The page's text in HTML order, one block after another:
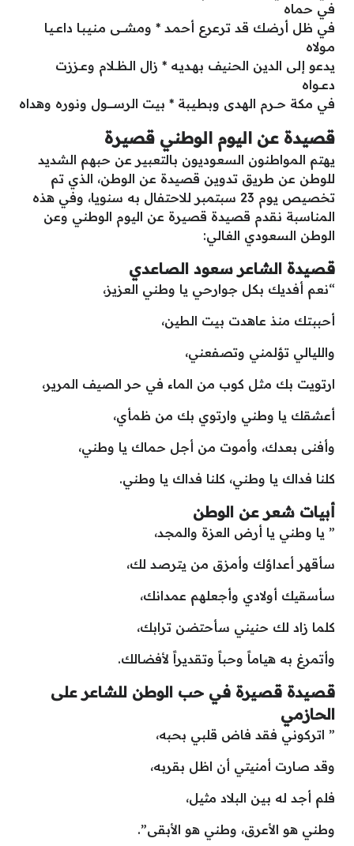
في حماه
في ظل أرضك قد ترعرع أحمـد * ومشــــى مـنـيـبـا داعـــيـا
مـولاه
يدعو إلى الدين الحنيف بهـديـه * زال الـظـــلام وعــززت
دعـــواه
في مكة حـــرم الهدى وبطـيـبة * بيت الرســـــــول ونوره وهداه
قصيدة عن اليوم الوطني قصيرة
يهتم المواطنون السعوديون بالتعبير عن حبهم الشديد
للوطن عن طريق تدوين قصيدة عن الوطن، الذي تم
تخصيص يوم 23 سبتمبر للاحتفال به سنويا، وفي هذه
المناسبة نقدم قصيدة قصيرة عن اليوم الوطني وعن
الوطن السعودي الغالي:
قصيدة الشاعر سعود الصاعدي
“نعم أفديك بكل جوارحي يا وطني العزيز،
أحببتك منذ عاهدت بيت الطين،
والليالي تؤلمني وتصفعني،
ارتويت بك مثل كوب من الماء في حر الصيف المرير،
أعشقك يا وطني وارتوي بك من ظمأي،
وأفنى بعدك، وأموت من أجل حماك يا وطني،
كلنا فداك يا وطني، كلنا فداك يا وطني.
أبيات شعر عن الوطن
” يا وطني يا أرض العزة والمجد،
سأقهر أعداؤك وأمزق من يترصد لك،
سأسقيك أولادي وأجعلهم عمدانك،
كلما زاد لك حنيني سأحتضن ترابك،
وأتمرغ به هياماً وحباً وتقديراً لأفضالك.
قصيدة قصيرة في حب الوطن للشاعر على
الحازمي
” اتركوني فقد فاض قلبي بحبه،
وقد صارت أمنيتي أن اظل بقربه،
فلم أجد له بين البلاد مثيل،
وطني هو الأعرق، وطني هو الأبقى”.